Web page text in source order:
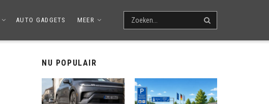
AUTO GADGETS MEER
NU POPULAIR